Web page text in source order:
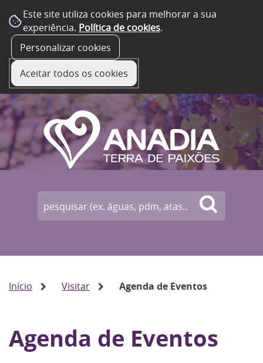
Este site utiliza cookies para melhorar a sua
experiência. Política de cookies.
Personalizar cookies
Aceitar todos os cookies
Início Visitar Agenda de Eventos
Agenda de Eventos